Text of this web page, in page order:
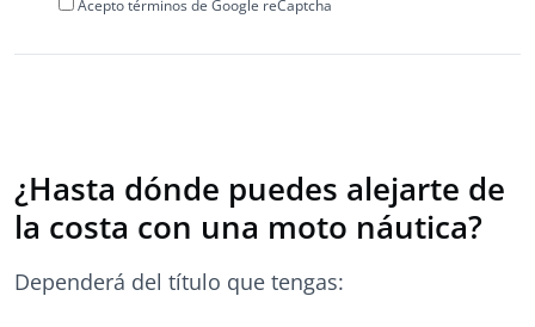
Acepto términos de Google reCaptcha
¿Hasta dónde puedes alejarte de
la costa con una moto náutica?
Dependerá del título que tengas: